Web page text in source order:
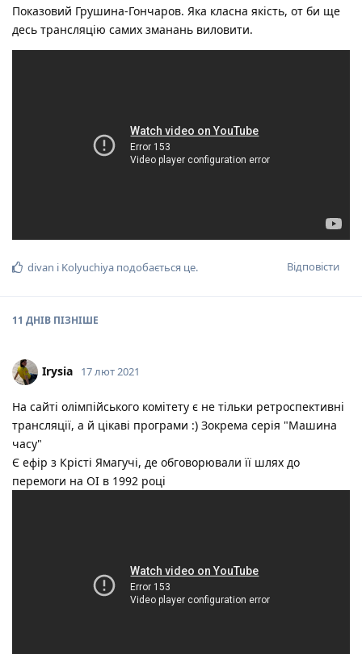
Показовий Грушина-Гончаров. Яка класна якість, от би ще
десь трансляцію самих зманань виловити.
Відповісти
divan і Kolyuchiya подобається це.
11 ДНІВ ПІЗНІШЕ
Irysia 17 лют 2021
На сайті олімпійського комітету є не тільки ретроспективні
трансляції, а й цікаві програми :) Зокрема серія "Машина
часу"
Є ефір з Крісті Ямагучі, де обговорювали її шлях до
перемоги на ОІ в 1992 році